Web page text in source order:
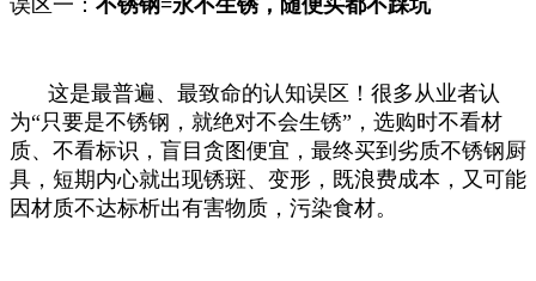
这是最普遍、最致命的认知误区！很多从业者认
为“只要是不锈钢，就绝对不会生锈”，选购时不看材
质、不看标识，盲目贪图便宜，最终买到劣质不锈钢厨
具，短期内心就出现锈斑、变形，既浪费成本，又可能
因材质不达标析出有害物质，污染食材。